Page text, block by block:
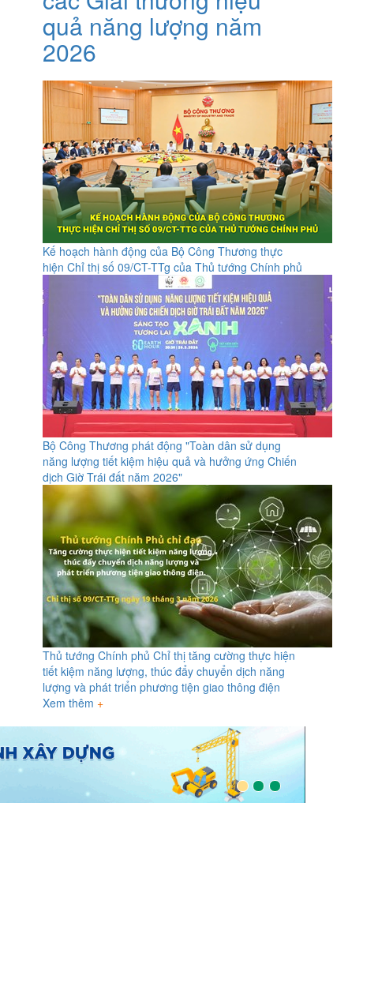
quả năng lượng năm
2026
Kế hoạch hành động của Bộ Công Thương thực
hiện Chỉ thị số 09/CT-TTg của Thủ tướng Chính phủ
Bộ Công Thương phát động "Toàn dân sử dụng
năng lượng tiết kiệm hiệu quả và hưởng ứng Chiến
dịch Giờ Trái đất năm 2026"
Thủ tướng Chính phủ Chỉ thị tăng cường thực hiện
tiết kiệm năng lượng, thúc đẩy chuyển dịch năng
lượng và phát triển phương tiện giao thông điện
Xem thêm +